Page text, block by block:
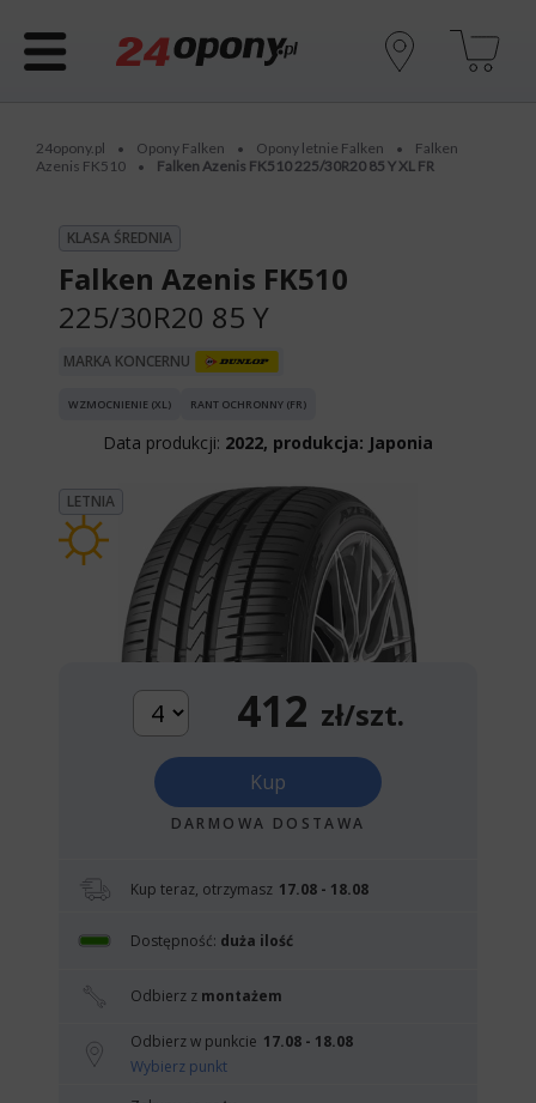
24opony.pl • Opony Falken • Opony letnie Falken •
Falken
Azenis FK510
• Falken Azenis FK510 225/30R20 85 Y XL FR
KLASA ŚREDNIA
Falken Azenis FK510
225/30R20 85 Y
MARKA KONCERNU
WZMOCNIENIE (XL) RANT OCHRONNY (FR)
Data produkcji: 2022, produkcja: Japonia
LETNIA
412 zł/szt.
Kup
DARMOWA DOSTAWA
Kup teraz, otrzymasz 17.08 - 18.08
Dostępność: duża ilość
Odbierz z montażem
Odbierz w punkcie 17.08 - 18.08
Wybierz punkt